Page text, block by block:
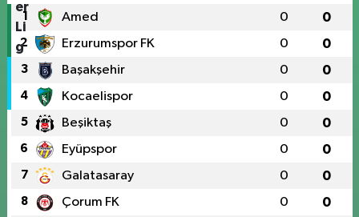
1 Amed 0 0
2 Erzurumspor FK 0 0
3 Başakşehir 0 0
4 Kocaelispor 0 0
5 Beşiktaş 0 0
6 Eyüpspor 0 0
7 Galatasaray 0 0
8 Çorum FK 0 0